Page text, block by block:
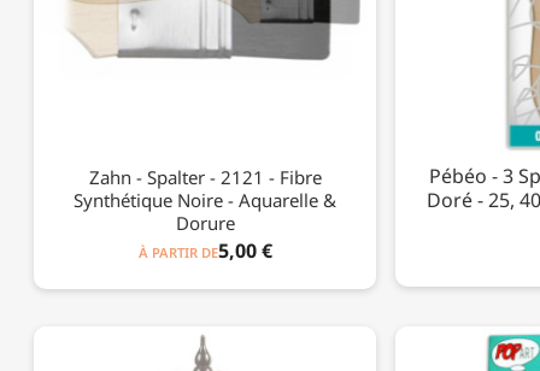
Zahn - Spalter - 2121 - Fibre
Synthétique Noire - Aquarelle &
Dorure
À PARTIR DE5,00 €
Pébéo - 3
Doré - 25,